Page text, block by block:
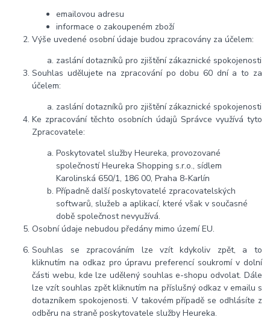
emailovou adresu
informace o zakoupeném zboží
Výše uvedené osobní údaje budou zpracovány za účelem:
zaslání dotazníků pro zjištění zákaznické spokojenosti
Souhlas udělujete na zpracování podobu 60 dní a to za
účelem:
zaslání dotazníků pro zjištění zákaznické spokojenosti
Ke zpracování těchto osobních údajů Správce využívá tyto
Zpracovatele:
Poskytovatel služby Heureka, provozované
společností Heureka Shopping s.r.o., sídlem
Karolinská 650/1, 186 00, Praha 8-Karlín
Případně další poskytovatelé zpracovatelských
softwarů, služeb a aplikací, které však v současné
době společnost nevyužívá.
Osobní údaje nebudou předány mimo území EU.
Souhlas se zpracováním lze vzít kdykoliv zpět, a to
kliknutím na odkaz pro úpravu preferencí soukromí v dolní
části webu, kde lze udělený souhlas e-shopu odvolat. Dále
lze vzít souhlas zpět kliknutím na příslušný odkaz v emailu s
dotazníkem spokojenosti. V takovém případě se odhlásíte z
odběru na straně poskytovatele služby Heureka.